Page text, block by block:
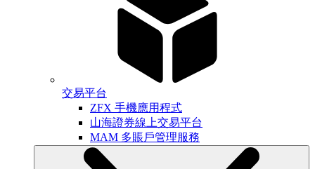
交易平台
ZFX 手機應用程式
山海證券線上交易平台
MAM 多賬戶管理服務